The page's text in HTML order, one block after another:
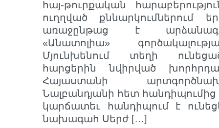
հայ-թուրքական
ուղղված քննարկումներում
առաջընթաց է
«Անատոլիա»
Մյունխենում տեղի
հարցերին նվիրված
Հայաստանի
Նալբանդյանի հետ
կարճատեւ հանդիպում է
նախագահ Սերժ […]